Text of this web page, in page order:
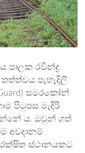
පාලක රවීන්ද්‍ර
පැහැදිලි
සමරකෝන්
පිටුපස මැදිරි
ය. ඔවුන් ගත්
අවදානම්
ස්ථානයකට